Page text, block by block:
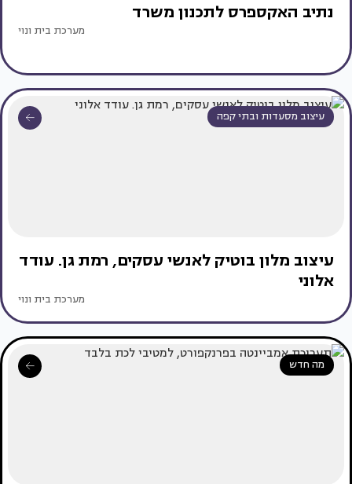
נתיב האקספרס לתכנון משרד
מערכת בית ונוי
עיצוב מסעדות ובתי קפה
עיצוב מלון בוטיק לאנשי עסקים, רמת גן. עודד
אלוני
מערכת בית ונוי
מה חדש